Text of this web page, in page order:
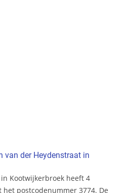
van der Heydenstraat in
Kootwijkerbroek heeft 4
postcodenummer 3774. De